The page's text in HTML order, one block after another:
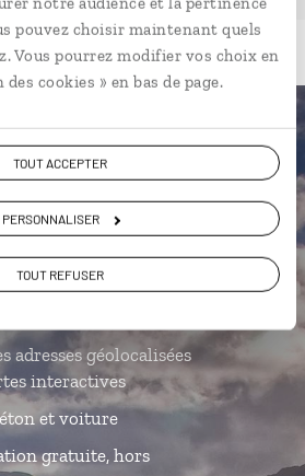
pouvez choisir maintenant quels
Vous pourrez modifier vos choix en
cookies » en bas de page.
TOUT ACCEPTER
PERSONNALISER
TOUT REFUSER
mobile
de voyage qui vous
adresses géolocalisées
interactives
et voiture
gratuite, hors